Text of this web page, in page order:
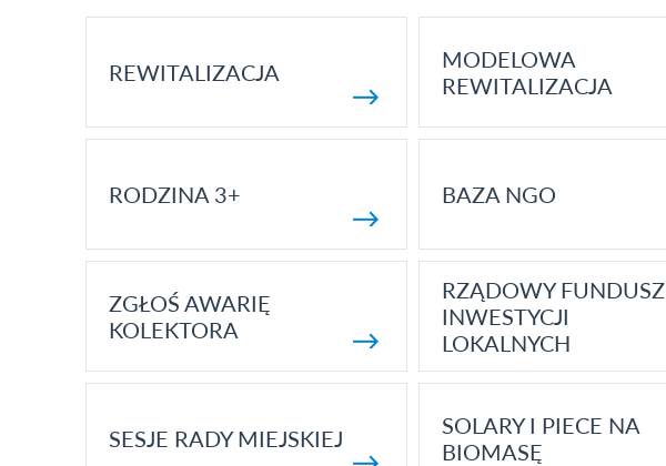
REWITALIZACJA
MODELOWA
REWITALIZACJA
RODZINA 3+ BAZA NGO
ZGŁOŚ AWARIĘ
KOLEKTORA
RZĄDOWY FUNDUSZ
INWESTYCJI
LOKALNYCH
SESJE RADY MIEJSKIEJ
SOLARY I PIECE NA
BIOMASĘ